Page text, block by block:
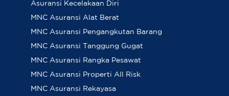
Asuransi Kecelakaan Diri
MNC Asuransi Alat Berat
MNC Asuransi Pengangkutan Barang
MNC Asuransi Tanggung Gugat
MNC Asuransi Rangka Pesawat
MNC Asuransi Properti All Risk
MNC Asuransi Rekayasa